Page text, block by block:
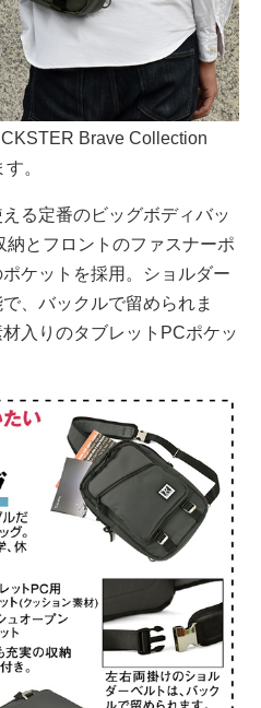
Brave Collection
。
る定番のビッグボディバッ
とフロントのファスナーポ
ケットを採用。ショルダー
、バックルで留められま
入りのタブレットPCポケッ